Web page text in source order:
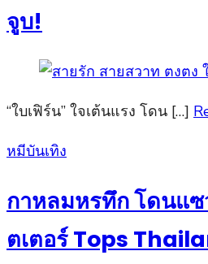
จูบ!
“ใบเฟิร์น” ใจเต้นแรง โดน […]
Posted
หมีบันเทิง
กาหลมหรทึก โดนแซ
ตเตอร์ Tops